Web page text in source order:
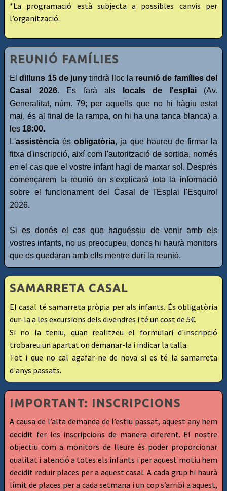
*La programació està subjecta a possibles canvis per
l’organització.
REUNIÓ FAMÍLIES
Eldilluns 15 de juny tindrà lloc la reunió de famílies del
Casal 2026. Es farà als locals de l'esplai(Av.
Generalitat, núm. 79; per aquells que no hi hàgiu estat
mai, és al final de la rampa, on hi ha una tanca blanca) a
les 18:00.
L'assistència ésobligatòria, ja que haureu de firmar la
fitxa d'inscripció, així com l'autorització de sortida, només
en el cas que el vostre infant hagi de marxar sol. Després
començarem la reunió on s'explicarà tota la informació
sobre el funcionament del Casal de l'Esplai l'Esquirol
2026.
Si es donés el cas que haguéssiu de venir amb els
vostres infants, no us preocupeu, doncs hi haurà monitors
que es quedaran amb ells mentre duri la reunió.
SAMARRETA CASAL
El casal té samarreta pròpia per als infants. És obligatòria
dur-la a les excursions dels divendres i té un cost de 5€.
Si no la teniu, quan realitzeu el formulari d'inscripció
trobareu un apartat on demanar-la i indicar la talla.
Tot i que no cal agafar-ne de nova si es té la samarreta
d'anys passats.
IMPORTANT: INSCRIPCIONS
A causa de l’alta demanda de l’estiu passat, aquest any hem
decidit fer les inscripcions de manera diferent. El nostre
objectiu com a monitors de lleure és poder proporcionar
qualitat i atenció a totes els infants i per aquest motiu hem
decidit reduir places per a aquest casal. A cada grup hi haurà
límit de places per a cada setmana i un cop s’arribi a aquest,